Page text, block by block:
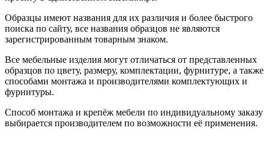
Образцы имеют названия для их различия и более быстрого
поиска по сайту, все названия образцов не являются
зарегистрированным товарным знаком.
Все мебельные изделия могут отличаться от представленных
образцов по цвету, размеру, комплектации, фурнитуре, а также
способами монтажа и производителями комплектующих и
фурнитуры.
Способ монтажа и крепёж мебели по индивидуальному заказу
выбирается производителем по возможности её применения.